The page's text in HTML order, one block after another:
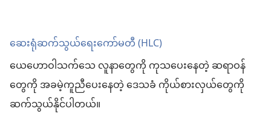
ဆေးရုံဆက်သွယ်ရေးကော်မတီ (HLC)
ယေဟောဝါသက်သေ လူနာတွေကို ကုသပေးနေတဲ့ ဆရာဝန်
တွေကို အခမဲ့ကူညီပေးနေတဲ့ ဒေသခံ ကိုယ်စားလှယ်တွေကို
ဆက်သွယ်နိုင်ပါတယ်။